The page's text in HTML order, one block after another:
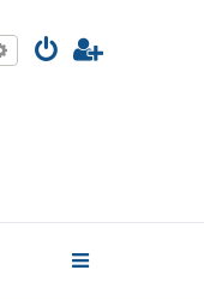
Erweiterte Suche